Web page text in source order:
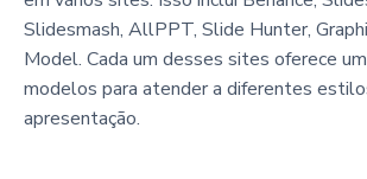
Slidesmash, AllPPT, Slide Hunter,
Model. Cada um desses sites oferece
modelos para atender a diferentes
apresentação.